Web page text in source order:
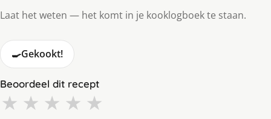
Laat het weten — het komt in je kooklogboek te staan.
🍳Gekookt!
Beoordeel dit recept
★ ★ ★ ★ ★